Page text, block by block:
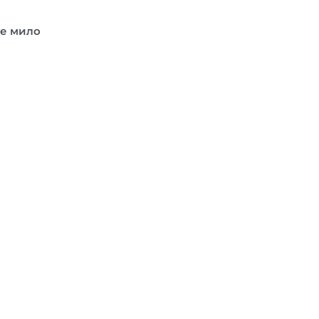
мило